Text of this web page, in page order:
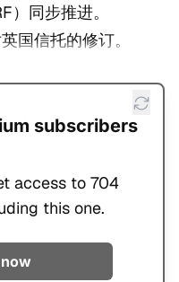
）同步推进。
国信托的修订。
subscribers
access to 704
this one.